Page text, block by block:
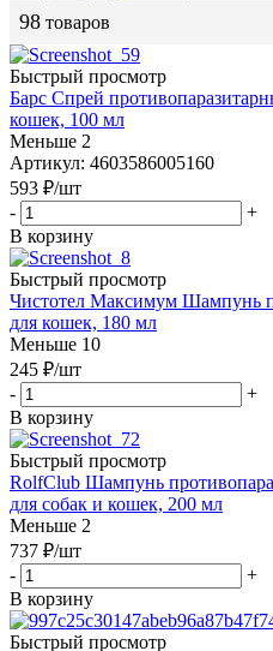
98 товаров
Быстрый просмотр
Барс Спрей
кошек, 100 мл
Меньше 2
Артикул: 4603586005160
593 ₽/шт
-
+
В корзину
Быстрый просмотр
Чистотел Максимум Шампунь
для кошек, 180 мл
Меньше 10
245 ₽/шт
-
+
В корзину
Быстрый просмотр
RolfClub Шампунь
для собак и кошек, 200 мл
Меньше 2
737 ₽/шт
-
+
В корзину
Быстрый просмотр